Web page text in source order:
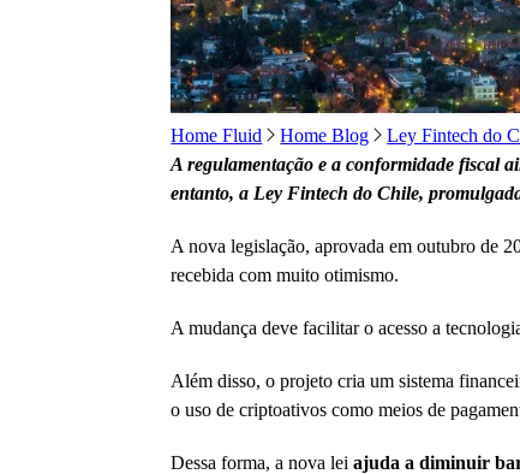
Home Fluid Home Blog
Ley Fintech do
A regulamentação e a conformidade fiscal
entanto, a Ley Fintech do Chile,
A nova legislação, aprovada em outubro de
recebida com muito otimismo.
A mudança deve facilitar o acesso a
Além disso, o projeto cria um sistema
o uso de criptoativos como meios de
Dessa forma, a nova leiajuda a diminuir